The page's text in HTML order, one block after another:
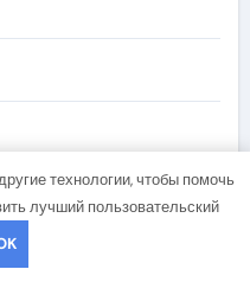
технологии, чтобы помочь
лучший пользовательский